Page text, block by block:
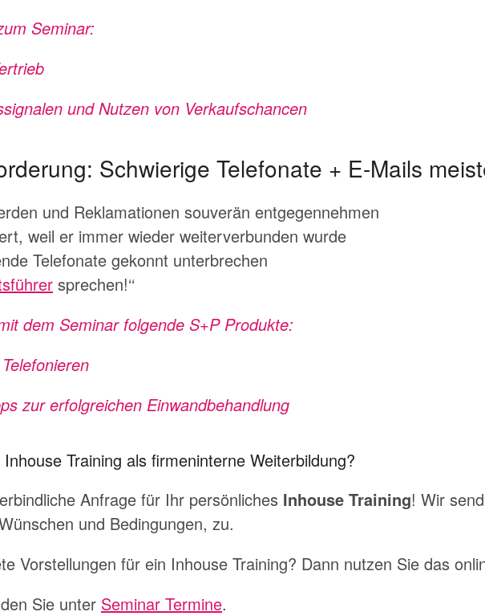
Seminar:
und Nutzen von Verkaufschancen
Schwierige Telefonate + E-Mails
und Reklamationen souverän entgegennehmen
weil er immer wieder weiterverbunden wurde
Telefonate gekonnt unterbrechen
sprechen!‘‘
dem Seminar folgende S+P Produkte:
zur erfolgreichen Einwandbehandlung
Training als firmeninterne Weiterbildung?
Anfrage für Ihr persönliches Inhouse Training! Wir
und Bedingungen, zu.
Vorstellungen für ein Inhouse Training? Dann nutzen Sie das
Sie unter Seminar Termine.